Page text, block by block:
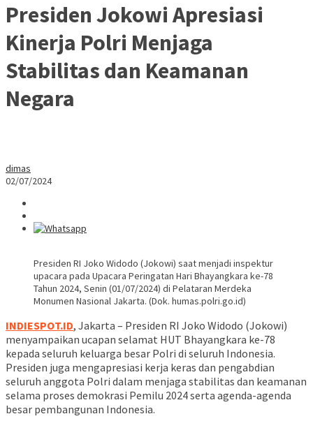
Presiden Jokowi Apresiasi
Kinerja Polri Menjaga
Stabilitas dan Keamanan
Negara
dimas
02/07/2024
Presiden RI Joko Widodo (Jokowi) saat menjadi inspektur
upacara pada Upacara Peringatan Hari Bhayangkara ke-78
Tahun 2024, Senin (01/07/2024) di Pelataran Merdeka
Monumen Nasional Jakarta. (Dok. humas.polri.go.id)
INDIESPOT.ID, Jakarta – Presiden RI Joko Widodo (Jokowi)
menyampaikan ucapan selamat HUT Bhayangkara ke-78
kepada seluruh keluarga besar Polri di seluruh Indonesia.
Presiden juga mengapresiasi kerja keras dan pengabdian
seluruh anggota Polri dalam menjaga stabilitas dan keamanan
selama proses demokrasi Pemilu 2024 serta agenda-agenda
besar pembangunan Indonesia.